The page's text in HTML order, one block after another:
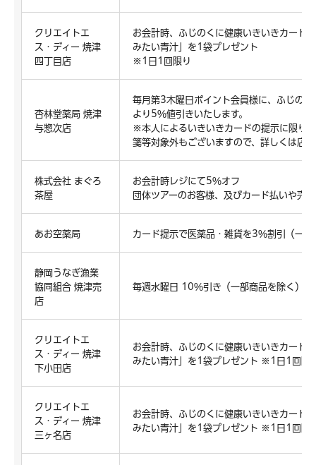
クリエイトエ
ス・ディー 焼津
四丁目店
お会計時、ふじのくに健康いきいきカード
みたい青汁」を1袋プレゼント
※1日1回限り
杏林堂薬局 焼津
与惣次店
毎月第3木曜日ポイント会員様に、ふじの
より5％値引きいたします。
※本人によるいきいきカードの提示に限り
箋等対象外もございますので、詳しくは店
株式会社 まぐろ
茶屋
お会計時レジにて5％オフ
団体ツアーのお客様、及びカード払いや売
あお空薬局 カード提示で医薬品・雑貨を3％割引（一部
静岡うなぎ漁業
協同組合 焼津売
店
毎週水曜日 10％引き（一部商品を除く）
クリエイトエ
ス・ディー 焼津
下小田店
お会計時、ふじのくに健康いきいきカード
みたい青汁」を1袋プレゼント ※1日1回限
クリエイトエ
ス・ディー 焼津
三ヶ名店
お会計時、ふじのくに健康いきいきカード
みたい青汁」を1袋プレゼント ※1日1回限